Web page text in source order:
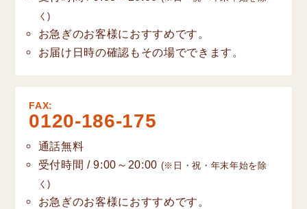
く)
お急ぎのお客様におすすめです。
お届け日時の確認もその場でできます。
FAX:
0120-186-175
通話無料
受付時間 / 9:00～20:00 (※日・祝・年末年始を除
く)
お急ぎのお客様におすすめです。